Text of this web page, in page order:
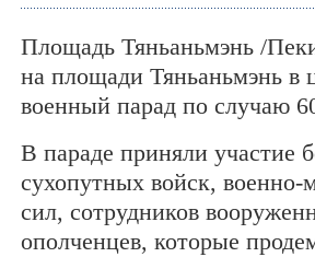
Площадь Тяньаньмэнь /
на площади Тяньаньмэнь в
военный парад по случаю
В параде приняли участие
сухопутных войск,
сил, сотрудников
ополченцев, которые